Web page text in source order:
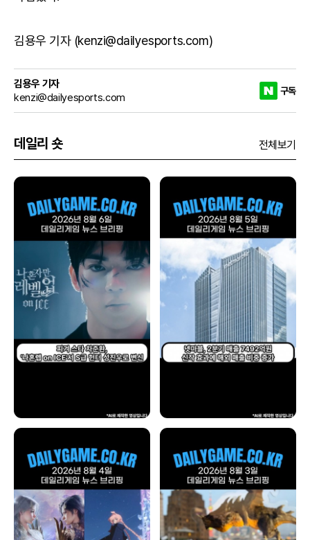
김용우 기자 (kenzi@dailyesports.com)
김용우 기자
kenzi@dailyesports.com
구독
데일리 숏 전체보기